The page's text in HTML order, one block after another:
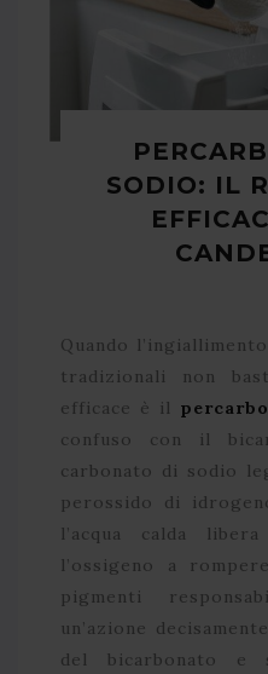
SODIO: IL
Quando
tradizionali non
efficace è il
confuso con il
carbonato di sodio
perossido di
l’acqua calda libera
l’ossigeno a
pigmenti
un’azione
del bicarbonato e